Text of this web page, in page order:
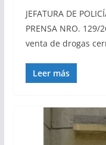
JEFATURA DE
PRENSA NRO.
venta de drogas
Leer más